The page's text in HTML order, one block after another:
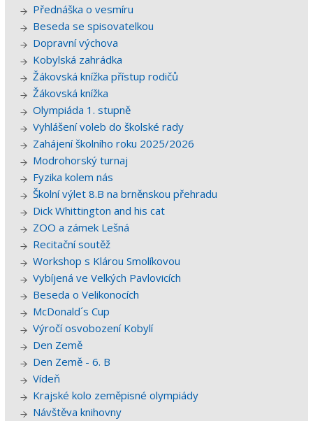
Přednáška o vesmíru
Beseda se spisovatelkou
Dopravní výchova
Kobylská zahrádka
Žákovská knížka přístup rodičů
Žákovská knížka
Olympiáda 1. stupně
Vyhlášení voleb do školské rady
Zahájení školního roku 2025/2026
Modrohorský turnaj
Fyzika kolem nás
Školní výlet 8.B na brněnskou přehradu
Dick Whittington and his cat
ZOO a zámek Lešná
Recitační soutěž
Workshop s Klárou Smolíkovou
Vybíjená ve Velkých Pavlovicích
Beseda o Velikonocích
McDonald´s Cup
Výročí osvobození Kobylí
Den Země
Den Země - 6. B
Vídeň
Krajské kolo zeměpisné olympiády
Návštěva knihovny